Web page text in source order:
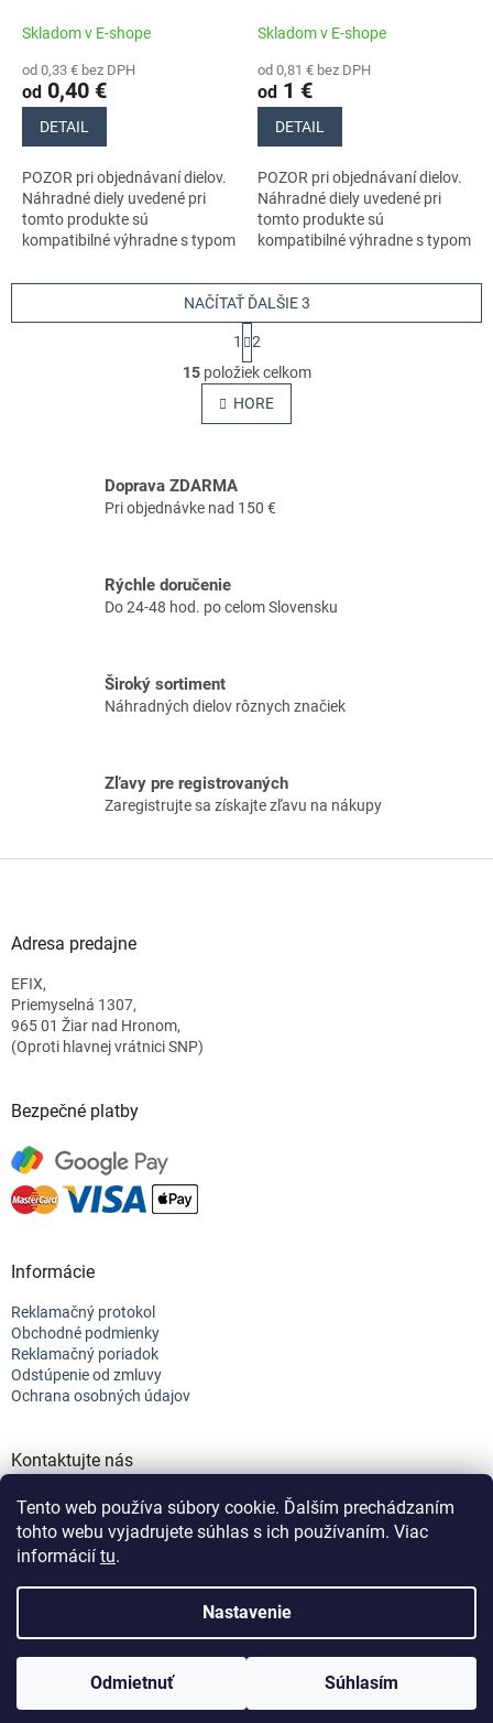
Tento web používa súbory cookie. Ďalším prechádzaním
tohto webu vyjadrujete súhlas s ich používaním. Viac
informácií tu.
Nastavenie
Odmietnuť Súhlasím
Vážení zákazníci, vzhladom na čerpanie dovoleniek v
nasledujúcich 2 tyždňoch, sa môže stať, že Vaše
objednávky nedokážeme doručiť do 48H.
Ospravedlňujeme sa a ďakujeme za Vašu trpezlivosť.
Skladom v E-shope
od 0,33 € bez DPH
od 0,40 €
DETAIL
POZOR pri objednávaní dielov.
Náhradné diely uvedené pri
tomto produkte sú
kompatibilné výhradne s typom
11390113060. Nezabudnite si
Skladom v E-shope
od 0,81 € bez DPH
od 1 €
DETAIL
POZOR pri objednávaní dielov.
Náhradné diely uvedené pri
tomto produkte sú
kompatibilné výhradne s typom
11390113060. Nezabudnite si
preto...
O
v
l
á
i
k
p
i
NAČÍTAŤ ĎALŠIE 3
S
t
r
á
n
k
n
i
1
2
15položiek celkom
HORE
Doprava ZDARMA
Pri objednávke nad 150 €
Rýchle doručenie
Do 24-48 hod. po celom Slovensku
Široký sortiment
Náhradných dielov rôznych značiek
Zľavy pre registrovaných
Zaregistrujte sa získajte zľavu na nákupy
Adresa predajne
EFIX,
Priemyselná 1307,
965 01 Žiar nad Hronom,
(Oproti hlavnej vrátnici SNP)
Bezpečné platby
Informácie
Reklamačný protokol
Obchodné podmienky
Reklamačný poriadok
Odstúpenie od zmluvy
Ochrana osobných údajov
Kontaktujte nás
+421 944 682 154
info@efix.top
. Všetky práva vyhradené.
cookiesNastavenie | Úprava | Custom =Netmedia s.r.o.